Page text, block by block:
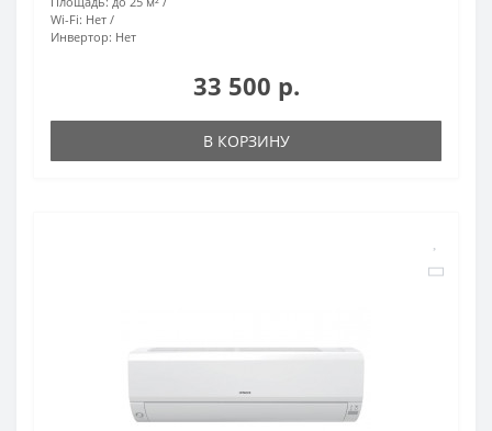
Wi-Fi: Нет
Инвертор: Нет
33 500 р.
В КОРЗИНУ